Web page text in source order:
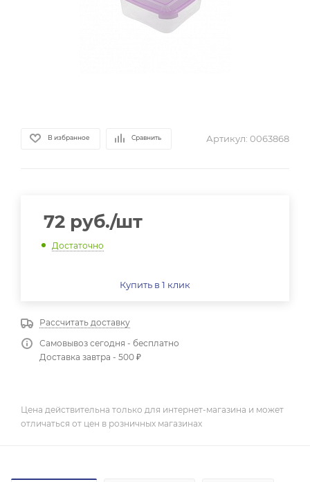
В избранное Сравнить Артикул: 0063868
72 руб./шт
Достаточно
Купить в 1 клик
Рассчитать доставку
Самовывоз сегодня - бесплатно
Доставка завтра - 500 ₽
Цена действительна только для интернет-магазина и может
отличаться от цен в розничных магазинах